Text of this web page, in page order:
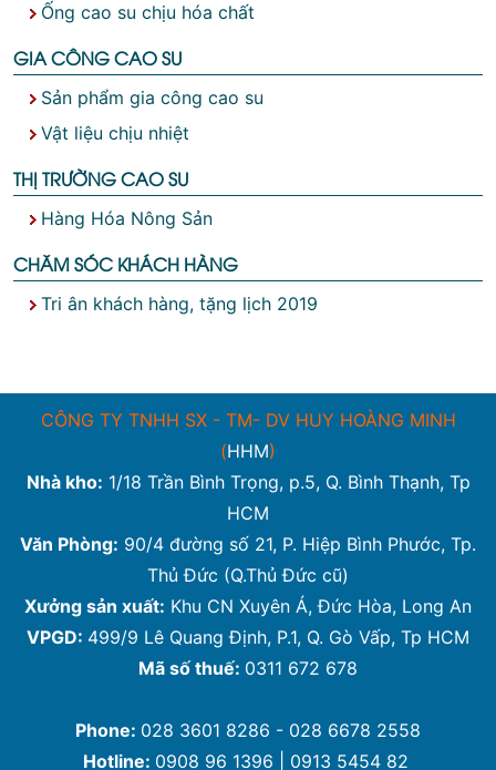
Ống cao su chịu hóa chất
GIA CÔNG CAO SU
Sản phẩm gia công cao su
Vật liệu chịu nhiệt
THỊ TRƯỜNG CAO SU
Hàng Hóa Nông Sản
CHĂM SÓC KHÁCH HÀNG
Tri ân khách hàng, tặng lịch 2019
CÔNG TY TNHH SX - TM- DV HUY HOÀNG MINH
(HHM)
Nhà kho: 1/18 Trần Bình Trọng, p.5, Q. Bình Thạnh, Tp
HCM
Văn Phòng: 90/4 đường số 21, P. Hiệp Bình Phước, Tp.
Thủ Đức (Q.Thủ Đức cũ)
Xưởng sản xuất: Khu CN Xuyên Á, Đức Hòa, Long An
VPGD: 499/9 Lê Quang Định, P.1, Q. Gò Vấp, Tp HCM
Mã số thuế: 0311 672 678
Phone: 028 3601 8286 - 028 6678 2558
Hotline: 0908 96 1396 | 0913 5454 82